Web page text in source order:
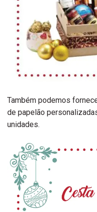
Também podemos
de papelão
unidades.